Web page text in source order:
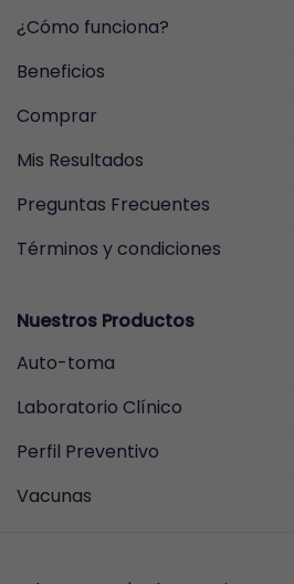
¿Cómo funciona?
Beneficios
Comprar
Mis Resultados
Preguntas Frecuentes
Términos y condiciones
Nuestros Productos
Auto-toma
Laboratorio Clínico
Perfil Preventivo
Vacunas